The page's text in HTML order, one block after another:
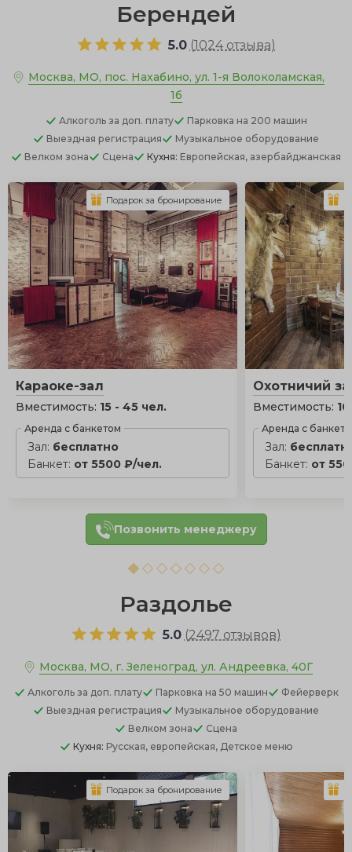
Берендей
5.0 (1024 отзыва)
Москва, МО, пос. Нахабино, ул. 1-я Волоколамская,
1б
Алкоголь за доп. плату Парковка на 200 машин
Выездная регистрация
Музыкальное оборудование
Велком зона
Сцена Кухня: Европейская, азербайджанская
Караоке-зал
Вместимость: 15 - 45 чел.
Аренда с банкетом
Зал: бесплатно
Банкет: от 5500 ₽/чел.
Подарок за бронирование
Охотничий
Вместимость:
Аренда с
Зал:
Банкет: от
Позвонить менеджеру
Раздолье
5.0 (2497 отзывов)
Москва, МО, г. Зеленоград, ул. Андреевка, 40Г
Алкоголь за доп. плату Парковка на 50 машин
Фейерверк
Выездная регистрация
Музыкальное оборудование
Велком зона
Сцена
Кухня: Русская, европейская, Детское меню
Подарок за бронирование